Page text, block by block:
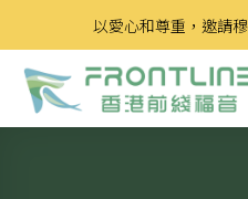
to
content
以愛心和尊重，邀請